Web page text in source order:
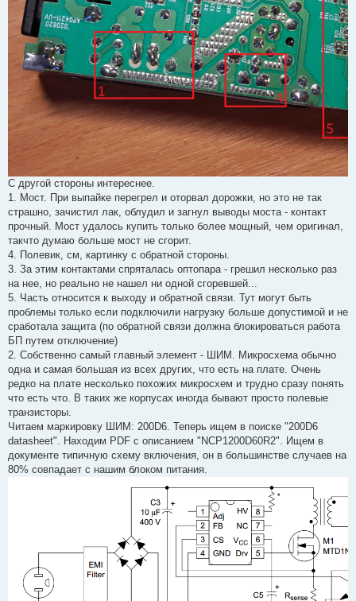
С другой стороны интереснее.
1. Мост. При выпайке перегрел и оторвал дорожки, но это не так
страшно, зачистил лак, облудил и загнул выводы моста - контакт
прочный. Мост удалось купить только более мощный, чем оригинал,
такчто думаю больше мост не сгорит.
4. Полевик, см, картинку с обратной стороны.
3. За этим контактами спряталась оптопара - грешил несколько раз
на нее, но реально не нашел ни одной сгоревшей...
5. Часть относится к выходу и обратной связи. Тут могут быть
проблемы только если подключили нагрузку больше допустимой и не
сработала защита (по обратной связи должна блокироваться работа
БП путем отключение)
2. Собственно самый главный элемент - ШИМ. Микросхема обычно
одна и самая большая из всех других, что есть на плате. Очень
редко на плате несколько похожих микросхем и трудно сразу понять
что есть что. В таких же корпусах иногда бывают просто полевые
транзисторы.
Читаем маркировку ШИМ: 200D6. Теперь ищем в поиске "200D6
datasheet". Находим PDF с описанием "NCP1200D60R2". Ищем в
документе типичную схему включения, он в большинстве случаев на
80% совпадает с нашим блоком питания.